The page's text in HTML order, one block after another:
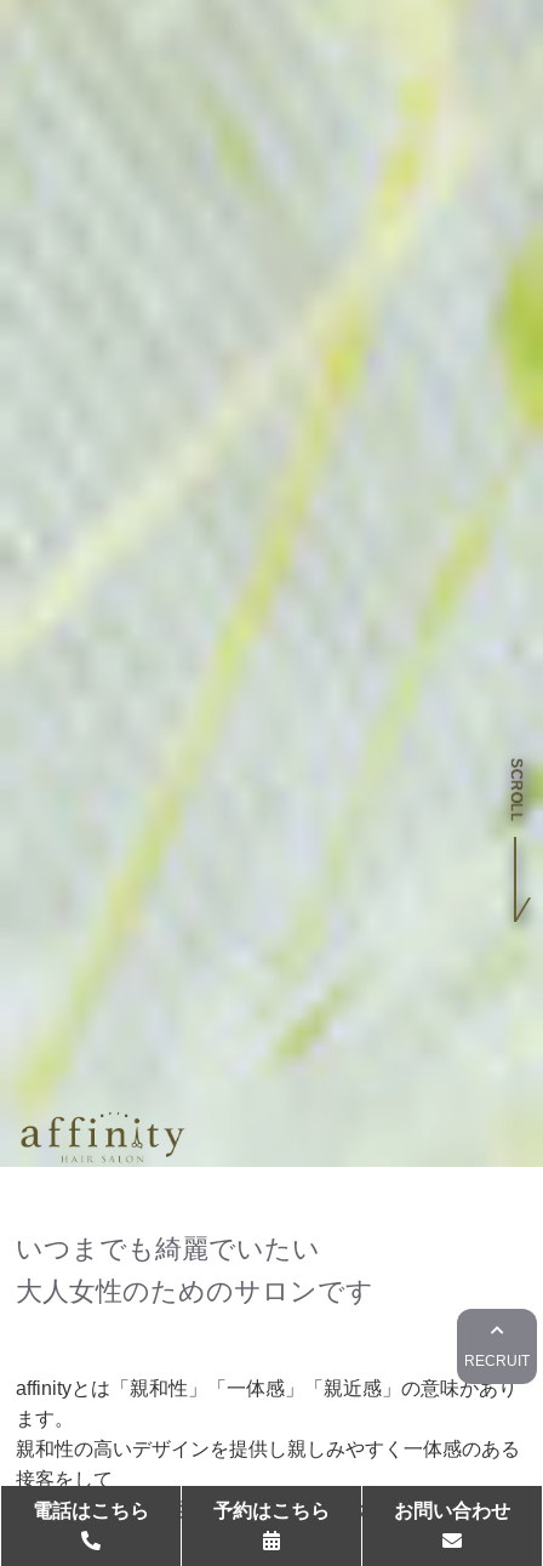
いつ ま でも綺麗でいた い
大人女性のた めのサ ロ ンです
affinityとは「親和性」「一体感」「親近感」の意味があり
ます。
親和性の高いデザインを提供し親しみやすく一体感のある
接客をして
お客様の事を知り尽くし親近感のあるお店にしていきたい
と思います。
RECRUIT
電話はこちら 予約はこちら お問い合わせ